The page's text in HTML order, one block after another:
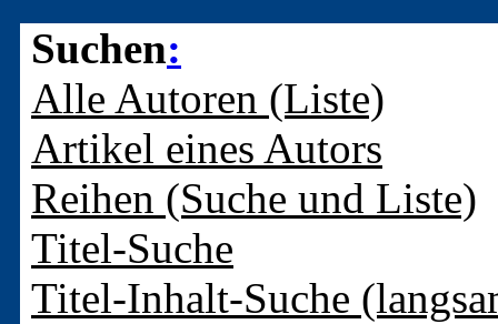
Suchen:
Alle Autoren (Liste)
Artikel eines Autors
Reihen (Suche und Liste)
Titel-Suche
Titel-Inhalt-Suche